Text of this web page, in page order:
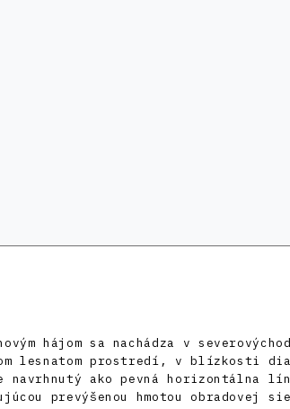
hájom sa nachádza v
lesnatom prostredí, v blízkosti
navrhnutý ako pevná horizontálna
prevýšenou hmotou obradovej